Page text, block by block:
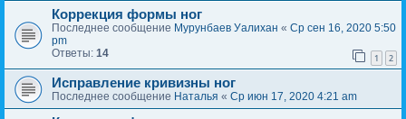
Коррекция формы ног
Последнее сообщение Мурунбаев Уалихан « Ср сен 16, 2020 5:50
pm
Ответы: 14 1 2
Исправление кривизны ног
Последнее сообщение Наталья « Ср июн 17, 2020 4:21 am